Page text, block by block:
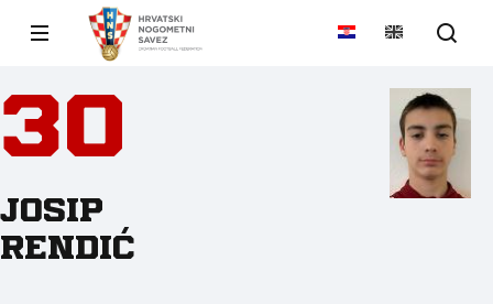
30
Josip
Rendić